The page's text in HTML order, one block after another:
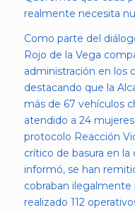
realmente necesita
Como parte del
Rojo de la Vega
administración en los
destacando que la
más de 67 vehículos
atendido a 24
protocolo Reacción
crítico de basura en la
informó, se han
cobraban ilegalmente
realizado 112